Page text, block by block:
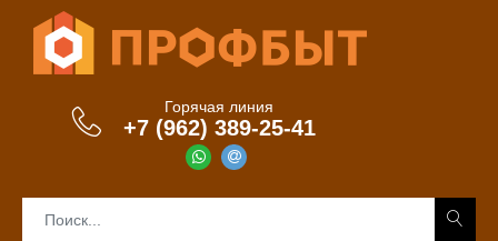
Горячая линия
+7 (962) 389-25-41